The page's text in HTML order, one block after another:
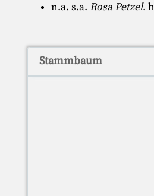
n.a. s.a. Rosa Petzel.
Stammbaum